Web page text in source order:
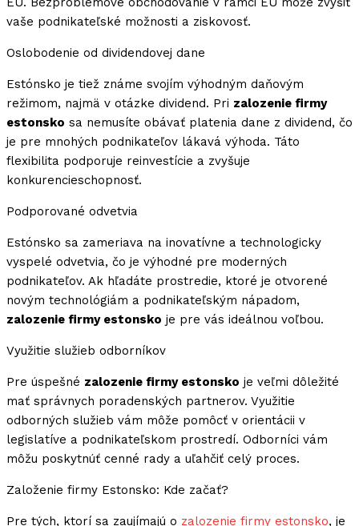
vaše podnikateľské možnosti a ziskovosť.
Oslobodenie od dividendovej dane
Estónsko je tiež známe svojím výhodným daňovým
režimom, najmä v otázke dividend. Pri zalozenie firmy
estonsko sa nemusíte obávať platenia dane z dividend, čo
je pre mnohých podnikateľov lákavá výhoda. Táto
flexibilita podporuje reinvestície a zvyšuje
konkurencieschopnosť.
Podporované odvetvia
Estónsko sa zameriava na inovatívne a technologicky
vyspelé odvetvia, čo je výhodné pre moderných
podnikateľov. Ak hľadáte prostredie, ktoré je otvorené
novým technológiám a podnikateľským nápadom,
zalozenie firmy estonsko je pre vás ideálnou voľbou.
Využitie služieb odborníkov
Pre úspešné zalozenie firmy estonsko je veľmi dôležité
mať správnych poradenských partnerov. Využitie
odborných služieb vám môže pomôcť v orientácii v
legislatíve a podnikateľskom prostredí. Odborníci vám
môžu poskytnúť cenné rady a uľahčiť celý proces.
Založenie firmy Estonsko: Kde začať?
Pre tých, ktorí sa zaujímajú o zalozenie firmy estonsko, je